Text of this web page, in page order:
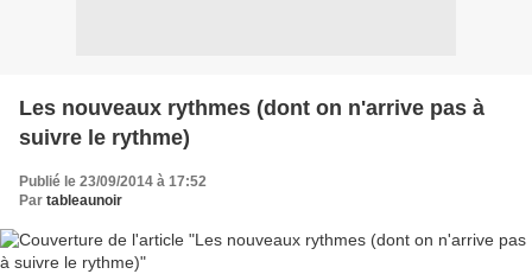
Les nouveaux rythmes (dont on n'arrive pas à
suivre le rythme)
Publié le 23/09/2014 à 17:52
Par tableaunoir